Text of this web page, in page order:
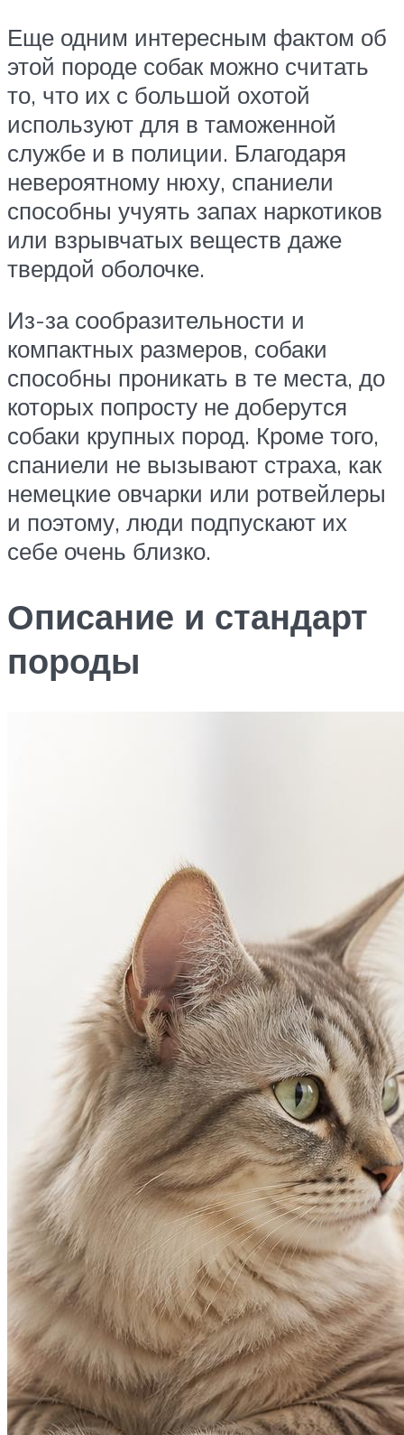
Еще одним интересным фактом об
этой породе собак можно считать
то, что их с большой охотой
используют для в таможенной
службе и в полиции. Благодаря
невероятному нюху, спаниели
способны учуять запах наркотиков
или взрывчатых веществ даже
твердой оболочке.
Из-за сообразительности и
компактных размеров, собаки
способны проникать в те места, до
которых попросту не доберутся
собаки крупных пород. Кроме того,
спаниели не вызывают страха, как
немецкие овчарки или ротвейлеры
и поэтому, люди подпускают их
себе очень близко.
Описание и стандарт
породы